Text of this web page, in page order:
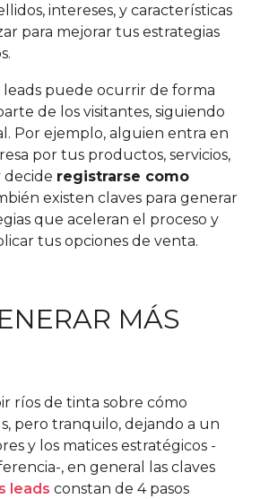
intereses, y características
para mejorar tus estrategias
leads puede ocurrir de forma
de los visitantes, siguiendo
Por ejemplo, alguien entra en
por tus productos, servicios,
decide registrarse como
existen claves para generar
que aceleran el proceso y
tus opciones de venta.
MÁS
ríos de tinta sobre cómo
pero tranquilo, dejando a un
y los matices estratégicos -
, en general las claves
leads constan de 4 pasos